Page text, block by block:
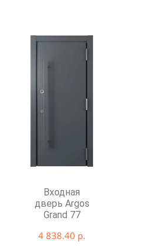
Входная
дверь Argos
Grand 77
4 838.40 р.